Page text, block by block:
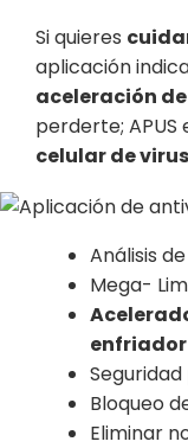
Si quieres
aplicación
aceleración de
perderte;
celular de virus
Análisis
Mega-
enfriador
Bloqueo
Eliminar